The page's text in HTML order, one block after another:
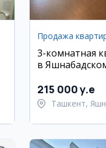
Продажа
3-комнатная
в
215 000 y.e
Ташкент,